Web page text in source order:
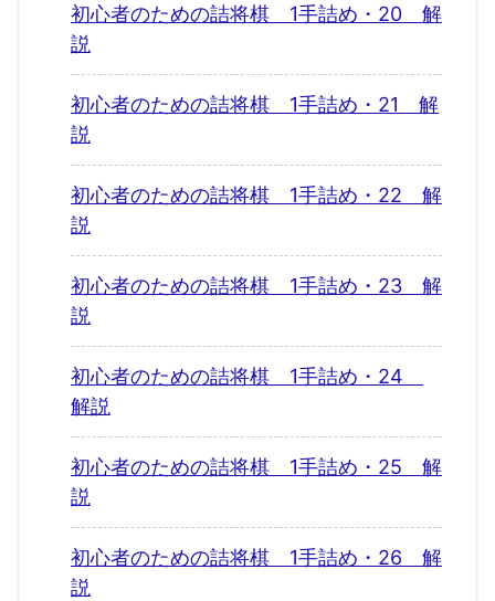
初心者のための詰将棋 1手詰め・20 解
説
初心者のための詰将棋 1手詰め・21 解
説
初心者のための詰将棋 1手詰め・22 解
説
初心者のための詰将棋 1手詰め・23 解
説
初心者のための詰将棋 1手詰め・24
解説
初心者のための詰将棋 1手詰め・25 解
説
初心者のための詰将棋 1手詰め・26 解
説